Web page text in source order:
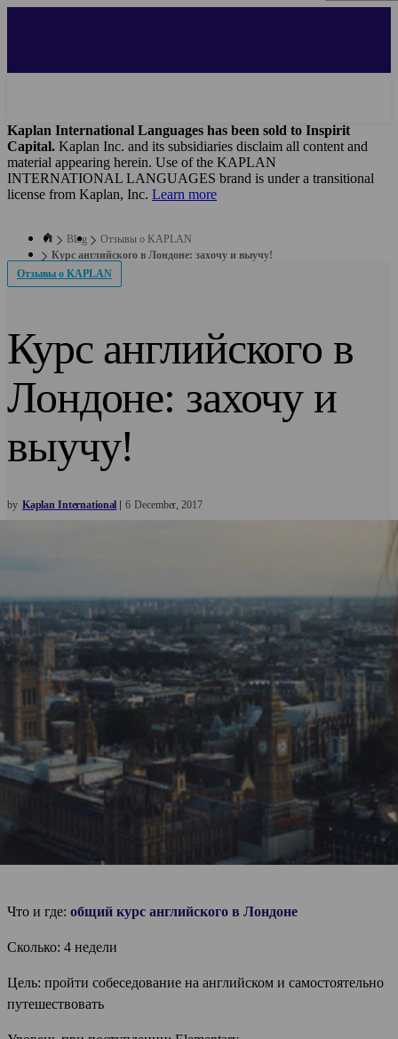
Kaplan International Languages has been sold to Inspirit
Capital. Kaplan Inc. and its subsidiaries disclaim all content and
material appearing herein. Use of the KAPLAN
INTERNATIONAL LANGUAGES brand is under a transitional
license from Kaplan, Inc. Learn more
Blog
Отзывы о KAPLAN
Курс английского в Лондоне: захочу и выучу!
Отзывы о KAPLAN
Курс английского в
Лондоне: захочу и
выучу!
by Kaplan International 6 December 2017
Что и где: общий курс английского в Лондоне
Сколько: 4 недели
Цель: пройти собеседование на английском и самостоятельно
путешествовать